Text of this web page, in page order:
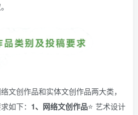
文创作品和实体文创作品两大类，
如下： 1、网络文创作品⭐ 艺术设计